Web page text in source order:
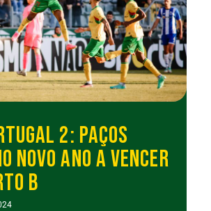
2: PAÇOS
NOVO ANO A VENCER
B